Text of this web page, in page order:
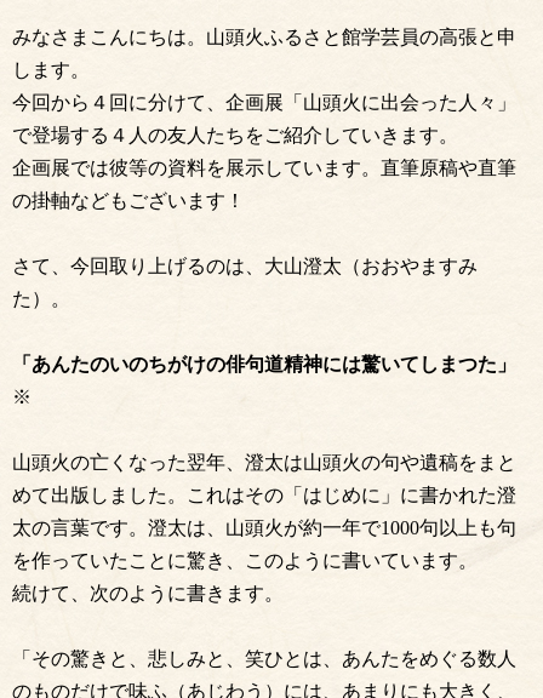
みなさまこんにちは。山頭火ふるさと館学芸員の高張と申
します。
今回から４回に分けて、企画展「山頭火に出会った人々」
で登場する４人の友人たちをご紹介していきます。
企画展では彼等の資料を展示しています。直筆原稿や直筆
の掛軸などもございます！
さて、今回取り上げるのは、大山澄太（おおやますみ
た）。
「あんたのいのちがけの俳句道精神には驚いてしまつた」
※
山頭火の亡くなった翌年、澄太は山頭火の句や遺稿をまと
めて出版しました。これはその「はじめに」に書かれた澄
太の言葉です。澄太は、山頭火が約一年で1000句以上も句
を作っていたことに驚き、このように書いています。
続けて、次のように書きます。
「その驚きと、悲しみと、笑ひとは、あんたをめぐる数人
のものだけで味ふ（あじわう）には、あまりにも大きく、